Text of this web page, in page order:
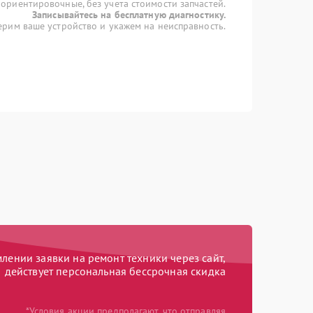
без учета стоимости запчастей.
Записывайтесь на бесплатную диагностику.
ваше устройство и укажем на неисправность.
заявки на ремонт техники через сайт,
действует персональная бессрочная скидка